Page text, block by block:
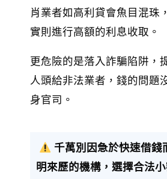
肖業者如高利貸會魚目混珠
實則進行高額的利息收取。
更危險的是落入詐騙陷阱，
人頭給非法業者，錢的問題
身官司。
千萬別因急於快速借錢
明來歷的機構，選擇合法小